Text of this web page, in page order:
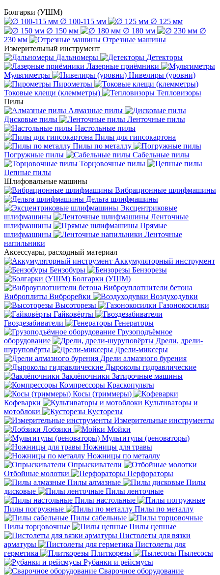
Болгарки (УШМ)
∅ 100-115 мм
∅ 125 мм
∅ 150 мм
∅ 180 мм
∅
230 мм
Отрезные машины
Измерительный инструмент
Дальномеры
Детекторы
Лазерные приёмники
Мультиметры
Нивелиры (уровни)
Пирометры
Токовые клещи (клемметры)
Тепловизоры
Пилы
Алмазные пилы
Дисковые пилы
Ленточные пилы
Настольные пилы
Пилы для гипсокартона
Пилы по металлу
Погружные пилы
Сабельные пилы
Торцовочные пилы
Цепные пилы
Шлифовальные машины
Вибрационные шлифмашины
Дельта шлифмашины
Эксцентриковые
шлифмашины
Ленточные
шлифмашины
Прямые
шлифмашины
Ленточные
напильники
Аксессуары, расходный материал
Аккумуляторный инструмент
Бензобуры
Бензорезы
Болгарки (УШМ)
Виброуплотнители бетона
Виброплиты Виброрейки
Воздуходувки
Высоторезы
Газонокосилки
Гайковёрты
Гвоздезабиватели
Генераторы
Грузоподъёмное
оборудование
Дрели, дрели-
шуруповёрты
Дрели-миксеры
Дрели алмазного бурения
Дыроколы гидравлические
Заклёпочники Затирочные машины
Компрессоры Краскопульты
Косы (триммеры)
Кофеварки
Культиваторы и
мотоблоки
Кусторезы
Измерительные инструменты
Лобзики
Мойки
Мультитулы (реноваторы)
Ножницы для травы
Ножницы по металлу
Опрыскиватели
Отбойные молотки
Перфораторы
Пилы алмазные
Пилы
дисковые
Пилы ленточные
Пилы настольные
Пилы погружные
Пилы по металлу
Пилы сабельные
Пилы торцовочные
Пилы цепные
Пистолеты для вязки
арматуры
Пистолеты для
герметика
Плиткорезы
Пылесосы
Рубанки и рейсмусы
Сварочное оборудование